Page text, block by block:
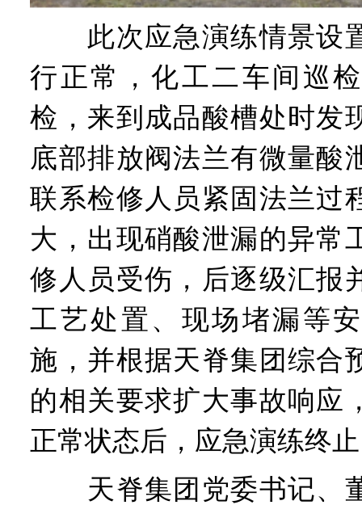
此次应急演练情景设
行正常，化工二车间巡
检，来到成品酸槽处时发
底部排放阀法兰有微量酸
联系检修人员紧固法兰过
大，出现硝酸泄漏的异常
修人员受伤，后逐级汇报
工艺处置、现场堵漏等
施，并根据天脊集团综合
的相关要求扩大事故响应
正常状态后，应急演练终
天脊集团党委书记、